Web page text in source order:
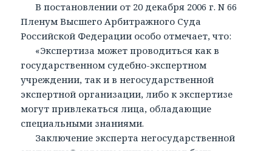
В постановлении от 20 декабря 2006 г. N 66
Пленум Высшего Арбитражного Суда
Российской Федерации особо отмечает, что:
«Экспертиза может проводиться как в
государственном судебно-экспертном
учреждении, так и в негосударственной
экспертной организации, либо к экспертизе
могут привлекаться лица, обладающие
специальными знаниями.
Заключение эксперта негосударственной